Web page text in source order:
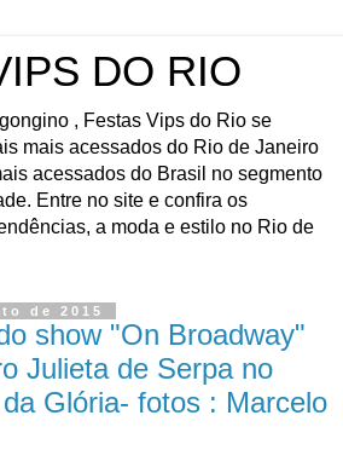
DO RIO
, Festas Vips do Rio se
mais acessados do Rio de Janeiro
acessados do Brasil no segmento
Entre no site e confira os
a moda e estilo no Rio de
de 2015
show "On Broadway"
Julieta de Serpa no
Glória- fotos : Marcelo